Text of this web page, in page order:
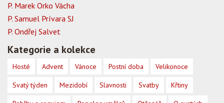
P. Marek Orko Vácha
P. Samuel Prívara SJ
P. Ondřej Salvet
Kategorie a kolekce
Hosté Advent Vánoce Postní doba Velikonoce
Svatý týden Mezidobí Slavnosti Svatby Křtiny